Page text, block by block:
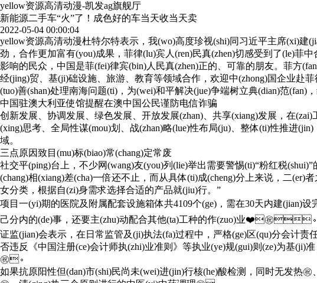
yellow资源高清动漫-凯发ag旗舰厅
新能源二手车“火”了！成色好的车当天收当天卖
2022-05-04 00:00:04
yellow资源高清动漫杜特尔特表示，我(wo)高度珍视(shi)同习近平主席(xi)建
劲，合作更加富有(you)成果，菲律(lu)宾人(ren)民真(zhen)切感受到了(le)菲中
影响的民众，中国是菲(fei)律宾(bin)人民真(zhen)正的、可靠的朋友
经(jing)贸、基(ji)础设施、旅游、教育等领域合作，欢迎中
(tuo)善(shan)处理南海问题(ti)，为(wei)和平解决(jue)争端树立典(dian)范(fan)，维护
中国驻澳大利亚使馆提醒在澳中国公民谨防电信诈骗
创新发展、协调发展、绿色发展、开放发展(zhan)、共享
(xing)思考、全局性谋(mou)划、战(zhan)略(lue)性布局(ju)、整体
域。
三点原因致目(mu)标(biao)常(chang)定常废
社交平(ping)台上，不少网(wang)友(you)列(lie)举出需要警惕(ti)“粉红税(shui)”
(chang)相(xiang)差(cha)一倍还不止，而从具体(ti)成(cheng)分上来说，二(er)者之间
女分类，根据自(zi)身需求选择合适的产品就(jiu)行。”
项目一(yi)期的医院及附属配套设施箱体共4109个(ge)，需在30天内建(jian)设
己分内的(de)事，还要主(zhu)动配合其他(ta)工种的作(zuo)业❤️㊗️。
证监(jian)会表示，在日常监管及(ji)执法(fa)过程中，严格(ge)区(qu)分会计
否违反《中国注册(ce)会计师执(zhi)业准则》等执业(ye)规(gui)则(ze)为基
㊗️。
如果抗原阳性但(dan)市(shi)民尚未(wei)进(jin)行核(he)酸检测，同时无发热㊗️、咽